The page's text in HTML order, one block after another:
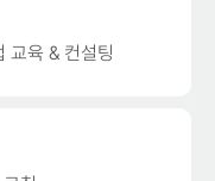
교육 & 컨설팅